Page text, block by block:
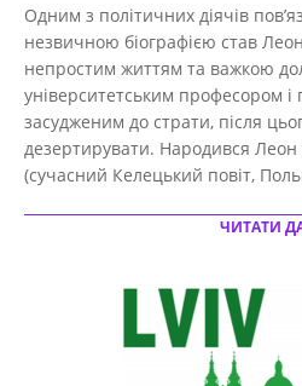
27
Одним з політичних діячів
незвичною біографією став
непростим життям та важкою
університетським професором і
засудженим до страти, після
дезертирувати. Народився
(сучасний Келецький повіт,
ЧИТАТИ